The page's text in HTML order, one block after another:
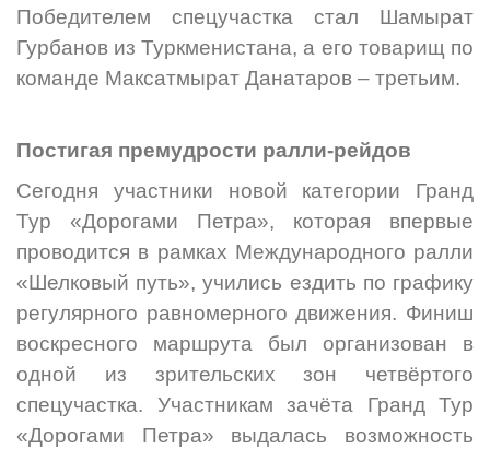
Победителем спецучастка стал Шамырат
Гурбанов из Туркменистана, а его товарищ по
команде Максатмырат Данатаров – третьим.
Постигая премудрости ралли-рейдов
Сегодня участники новой категории Гранд
Тур «Дорогами Петра», которая впервые
проводится в рамках Международного ралли
«Шелковый путь», учились ездить по графику
регулярного равномерного движения. Финиш
воскресного маршрута был организован в
одной из зрительских зон четвёртого
спецучастка. Участникам зачёта Гранд Тур
«Дорогами Петра» выдалась возможность